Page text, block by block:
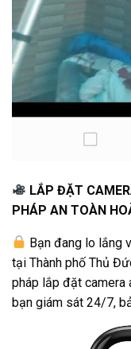
LẮP ĐẶT
PHÁP AN TOÀN
Bạn đang lo lắng
tại Thành phố Thủ
pháp lắp đặt camera
bạn giám sát 24/7,